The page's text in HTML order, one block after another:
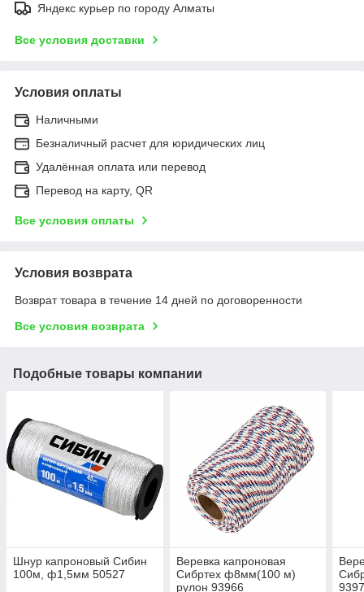
Яндекс курьер по городу Алматы
Все условия доставки
Условия оплаты
Наличными
Безналичный расчет для юридических лиц
Удалённая оплата или перевод
Перевод на карту, QR
Все условия оплаты
Условия возврата
Возврат товара в течение 14 дней по договоренности
Все условия возврата
Подобные товары компании
Шнур капроновый Сибин
100м, ф1,5мм 50527
Веревка капроновая
Сибртех ф8мм(100 м)
рулон 93966